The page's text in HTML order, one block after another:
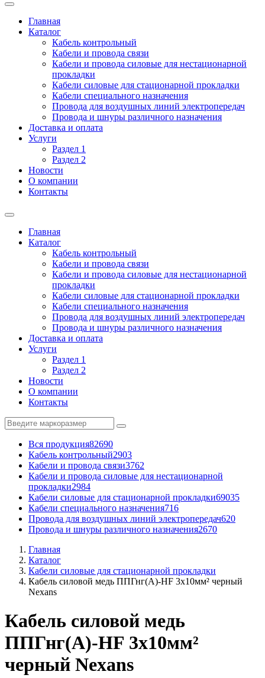
Главная
Каталог
Кабель контрольный
Кабели и провода связи
Кабели и провода силовые для нестационарной
прокладки
Кабели силовые для стационарной прокладки
Кабели специального назначения
Провода для воздушных линий электропередач
Провода и шнуры различного назначения
Доставка и оплата
Услуги
Раздел 1
Раздел 2
Новости
О компании
Контакты
Главная
Каталог
Кабель контрольный
Кабели и провода связи
Кабели и провода силовые для нестационарной
прокладки
Кабели силовые для стационарной прокладки
Кабели специального назначения
Провода для воздушных линий электропередач
Провода и шнуры различного назначения
Доставка и оплата
Услуги
Раздел 1
Раздел 2
Новости
О компании
Контакты
Вся продукция82690
Кабель контрольный2903
Кабели и провода связи3762
Кабели и провода силовые для нестационарной
прокладки2984
Кабели силовые для стационарной прокладки69035
Кабели специального назначения716
Провода для воздушных линий электропередач620
Провода и шнуры различного назначения2670
Главная
Каталог
Кабели силовые для стационарной прокладки
Кабель силовой медь ППГнг(А)-HF 3x10мм² черный
Nexans
Кабель силовой медь
ППГнг(А)-HF 3x10мм²
черный Nexans